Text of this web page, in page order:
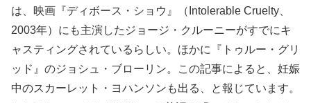
は、映画『ディボース・ショウ』（Intolerable Cruelty、
2003年）にも主演したジョージ・クルーニーがすでにキ
ャスティングされているらしい。ほかに『トゥルー・グリ
ッド』のジョシュ・ブローリン。この記事によると、妊娠
中のスカーレット・ヨハンソンも出る、と報じています。